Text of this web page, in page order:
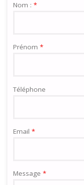
Nom :*
Prénom*
Téléphone
Email*
Message*